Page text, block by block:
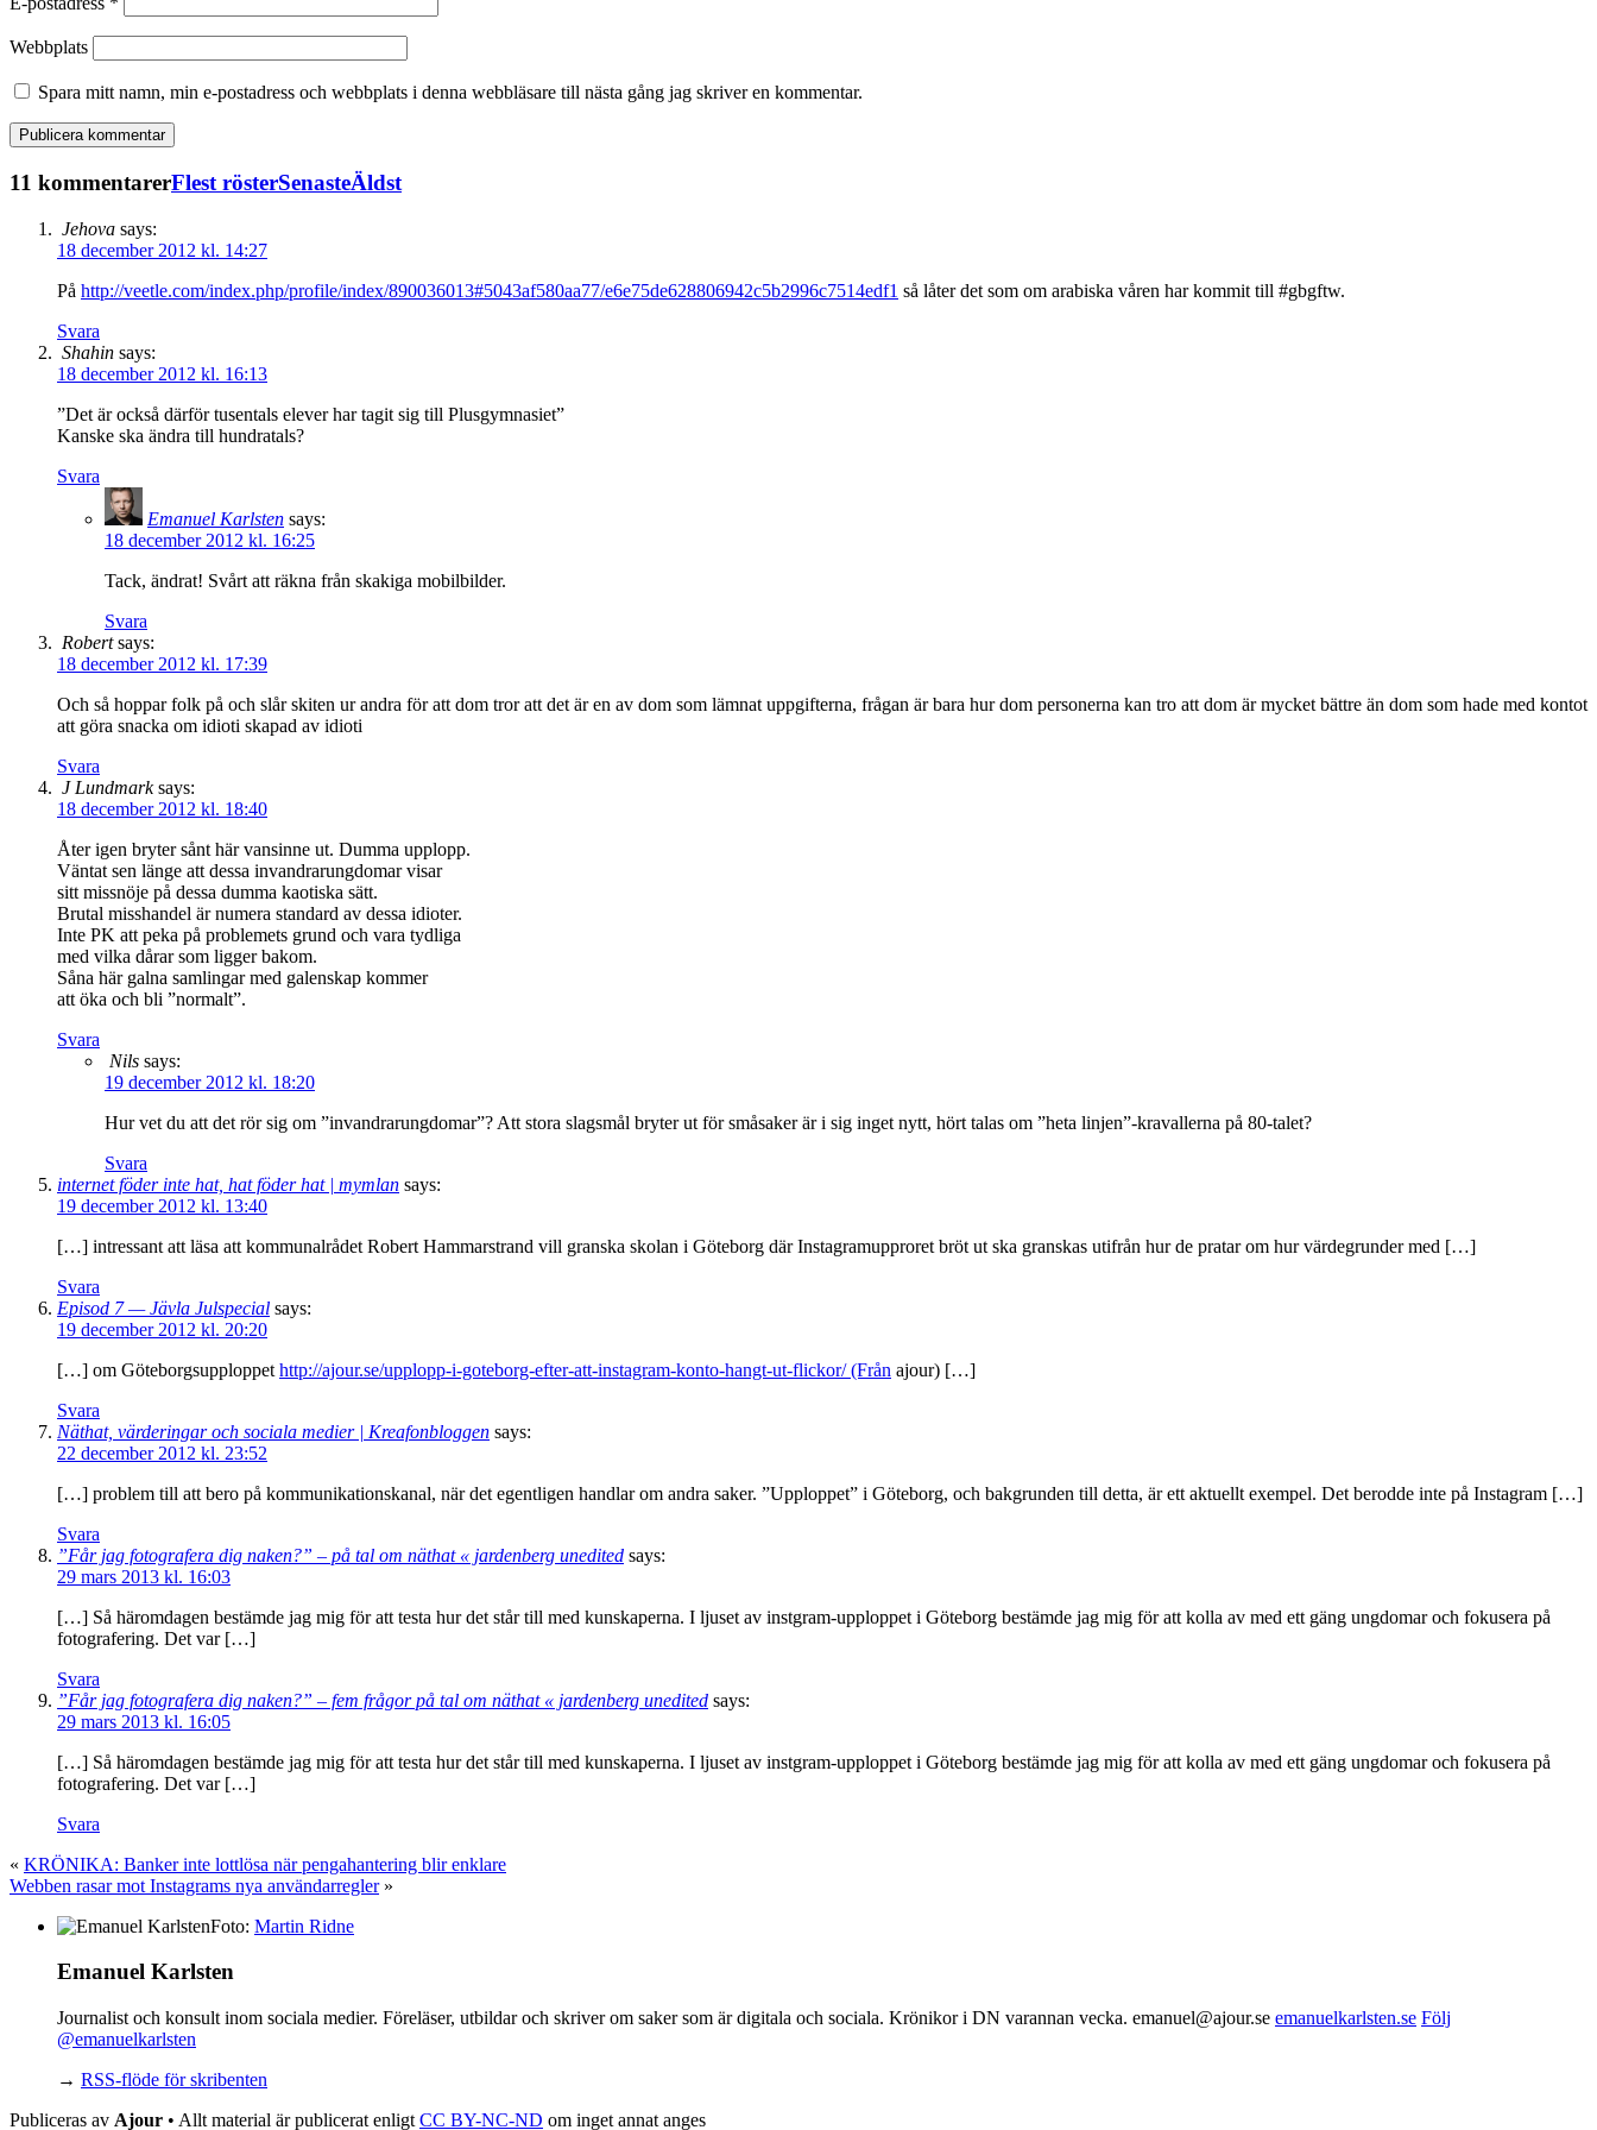
Webbplats
Spara mitt namn, min e-postadress och webbplats i denna webbläsare till nästa gång jag skriver en kommentar.
11 kommentarerFlest rösterSenasteÄldst
Jehova says:
18 december 2012 kl. 14:27
På http://veetle.com/index.php/profile/index/890036013#5043af580aa77/e6e75de628806942c5b2996c7514edf1 så låter det som om arabiska våren har kommit till #gbgftw.
Svara
Shahin says:
18 december 2012 kl. 16:13
”Det är också därför tusentals elever har tagit sig till Plusgymnasiet”
Kanske ska ändra till hundratals?
Svara
Emanuel Karlsten says:
18 december 2012 kl. 16:25
Tack, ändrat! Svårt att räkna från skakiga mobilbilder.
Svara
Robert says:
18 december 2012 kl. 17:39
Och så hoppar folk på och slår skiten ur andra för att dom tror att det är en av dom som lämnat uppgifterna, frågan är bara hur dom personerna kan tro att dom är mycket bättre än dom som hade med kontot
att göra snacka om idioti skapad av idioti
Svara
J Lundmark says:
18 december 2012 kl. 18:40
Åter igen bryter sånt här vansinne ut. Dumma upplopp.
Väntat sen länge att dessa invandrarungdomar visar
sitt missnöje på dessa dumma kaotiska sätt.
Brutal misshandel är numera standard av dessa idioter.
Inte PK att peka på problemets grund och vara tydliga
med vilka dårar som ligger bakom.
Såna här galna samlingar med galenskap kommer
att öka och bli ”normalt”.
Svara
Nils says:
19 december 2012 kl. 18:20
Hur vet du att det rör sig om ”invandrarungdomar”? Att stora slagsmål bryter ut för småsaker är i sig inget nytt, hört talas om ”heta linjen”-kravallerna på 80-talet?
Svara
internet föder inte hat, hat föder hat | mymlan says:
19 december 2012 kl. 13:40
[…] intressant att läsa att kommunalrådet Robert Hammarstrand vill granska skolan i Göteborg där Instagramupproret bröt ut ska granskas utifrån hur de pratar om hur värdegrunder med […]
Svara
Episod 7 — Jävla Julspecial says:
19 december 2012 kl. 20:20
[…] om Göteborgsupploppet http://ajour.se/upplopp-i-goteborg-efter-att-instagram-konto-hangt-ut-flickor/ (Från ajour) […]
Svara
Näthat, värderingar och sociala medier | Kreafonbloggen says:
22 december 2012 kl. 23:52
[…] problem till att bero på kommunikationskanal, när det egentligen handlar om andra saker. ”Upploppet” i Göteborg, och bakgrunden till detta, är ett aktuellt exempel. Det berodde inte på Instagram […]
Svara
”Får jag fotografera dig naken?” – på tal om näthat « jardenberg unedited says:
29 mars 2013 kl. 16:03
[…] Så häromdagen bestämde jag mig för att testa hur det står till med kunskaperna. I ljuset av instgram-upploppet i Göteborg bestämde jag mig för att kolla av med ett gäng ungdomar och fokusera på
fotografering. Det var […]
Svara
”Får jag fotografera dig naken?” – fem frågor på tal om näthat « jardenberg unedited says:
29 mars 2013 kl. 16:05
[…] Så häromdagen bestämde jag mig för att testa hur det står till med kunskaperna. I ljuset av instgram-upploppet i Göteborg bestämde jag mig för att kolla av med ett gäng ungdomar och fokusera på
fotografering. Det var […]
Svara
« KRÖNIKA: Banker inte lottlösa när pengahantering blir enklare
Webben rasar mot Instagrams nya användarregler»
Foto: Martin Ridne
Emanuel Karlsten
Journalist och konsult inom sociala medier. Föreläser, utbildar och skriver om saker som är digitala och sociala. Krönikor i DN varannan vecka. emanuel@ajour.se emanuelkarlsten.se Följ
@emanuelkarlsten
→ RSS-flöde för skribenten
Publiceras av Ajour • Allt material är publicerat enligt CC BY-NC-ND om inget annat anges